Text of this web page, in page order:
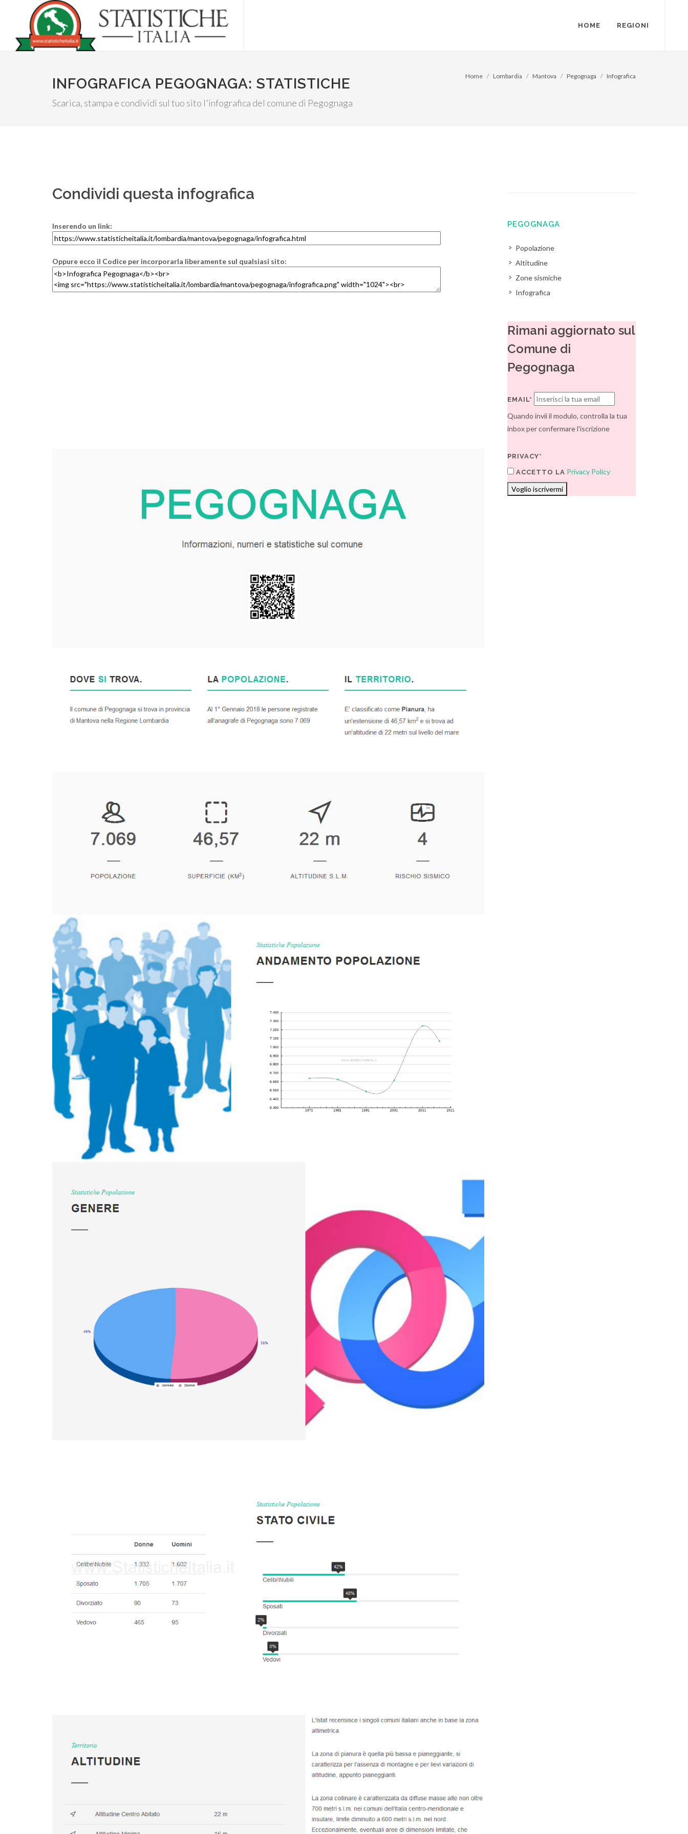
HOME REGIONI
INFOGRAFICA PEGOGNAGA: STATISTICHE
Scarica, stampa e condividi sul tuo sito l'infografica del comune di Pegognaga
Home Lombardia Mantova Pegognaga Infografica
Condividi questa infografica
Inserendo un link:
Oppure ecco il Codice per incorporarla liberamente sul qualsiasi sito:
PEGOGNAGA
Popolazione
Altitudine
Zone sismiche
Infografica
Rimani aggiornato sul
Comune di
Pegognaga
EMAIL*
Quando invii il modulo, controlla la tua
inbox per confermare l'iscrizione
PRIVACY*
ACCETTO LA Privacy Policy
Voglio iscrivermi